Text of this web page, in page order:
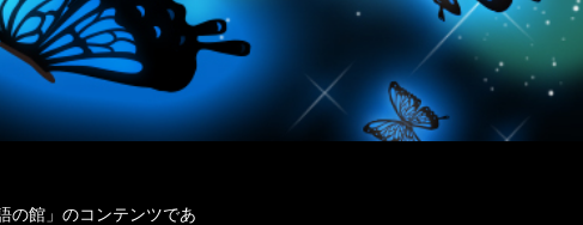
の館」のコンテンツであ